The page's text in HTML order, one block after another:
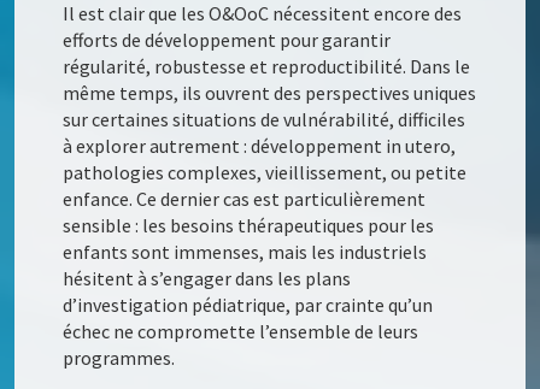
Il est clair que les O&OoC nécessitent encore des
efforts de développement pour garantir
régularité, robustesse et reproductibilité. Dans le
même temps, ils ouvrent des perspectives uniques
sur certaines situations de vulnérabilité, difficiles
à explorer autrement : développement in utero,
pathologies complexes, vieillissement, ou petite
enfance. Ce dernier cas est particulièrement
sensible : les besoins thérapeutiques pour les
enfants sont immenses, mais les industriels
hésitent à s’engager dans les plans
d’investigation pédiatrique, par crainte qu’un
échec ne compromette l’ensemble de leurs
programmes.